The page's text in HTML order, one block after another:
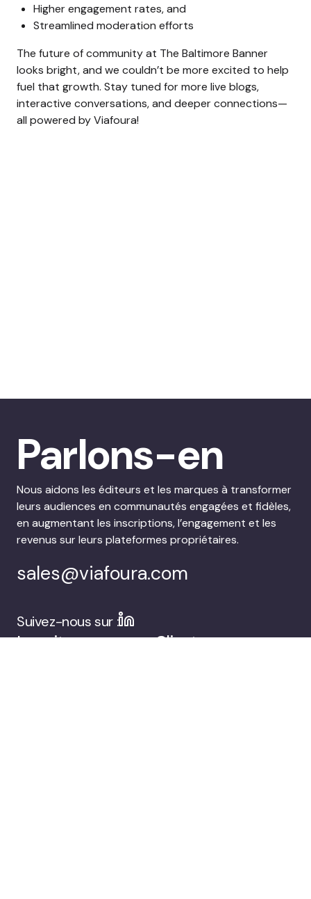
Higher engagement rates, and
Streamlined moderation efforts
The future of community at The Baltimore Banner
looks bright, and we couldn’t be more excited to help
fuel that growth. Stay tuned for more live blogs,
interactive conversations, and deeper connections—
all powered by Viafoura!
Parlons-en
Nous aidons les éditeurs et les marques à transformer
leurs audiences en communautés engagées et fidèles,
en augmentant les inscriptions, l’engagement et les
revenus sur leurs plateformes propriétaires.
sales@viafoura.com
Suivez-nous sur :
La suite
Clients